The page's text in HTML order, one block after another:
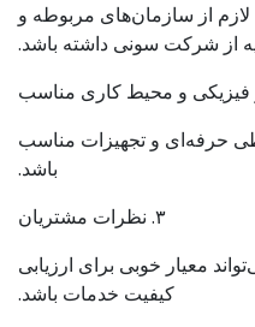
لازم از سازمان‌های مربوطه و
از شرکت سونی داشته باشد.
حرفه‌ای و تجهیزات مناسب
باشد.
۳. نظرات مشتریان
معیار خوبی برای ارزیابی
کیفیت خدمات باشد.